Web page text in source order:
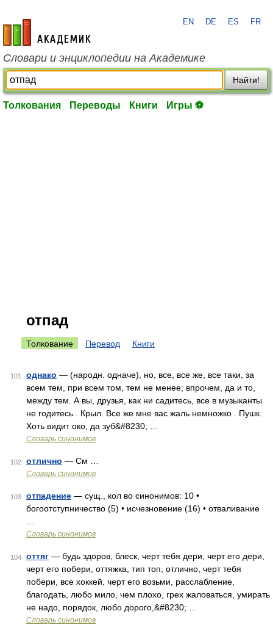
academic.ru
EN DE ES FR
Словари и энциклопедии на Академике
Найти!
Толкования Переводы Книги Игры ⚽
отпад
Толкование Перевод Книги
101 однако — (народн. одначе), но, все, все же, все таки, за
всем тем, при всем том, тем не менее; впрочем, да и то,
между тем. А вы, друзья, как ни садитесь, все в музыканты
не годитесь . Крыл. Все же мне вас жаль немножко . Пушк.
Хоть видит око, да зуб&#8230; …
Словарь синонимов
102 отлично — См …
Словарь синонимов
103 отпадение — сущ., кол во синонимов: 10 •
богоотступничество (5) • исчезновение (16) • отваливание
Словарь синонимов
104 оттяг — будь здоров, блеск, черт тебя дери, черт его дери,
черт его побери, оттяжка, тип топ, отлично, черт тебя
побери, все хоккей, черт его возьми, расслабление,
благодать, любо мило, чем плохо, грех жаловаться, умирать
не надо, порядок, любо дорого,&#8230; …
Словарь синонимов